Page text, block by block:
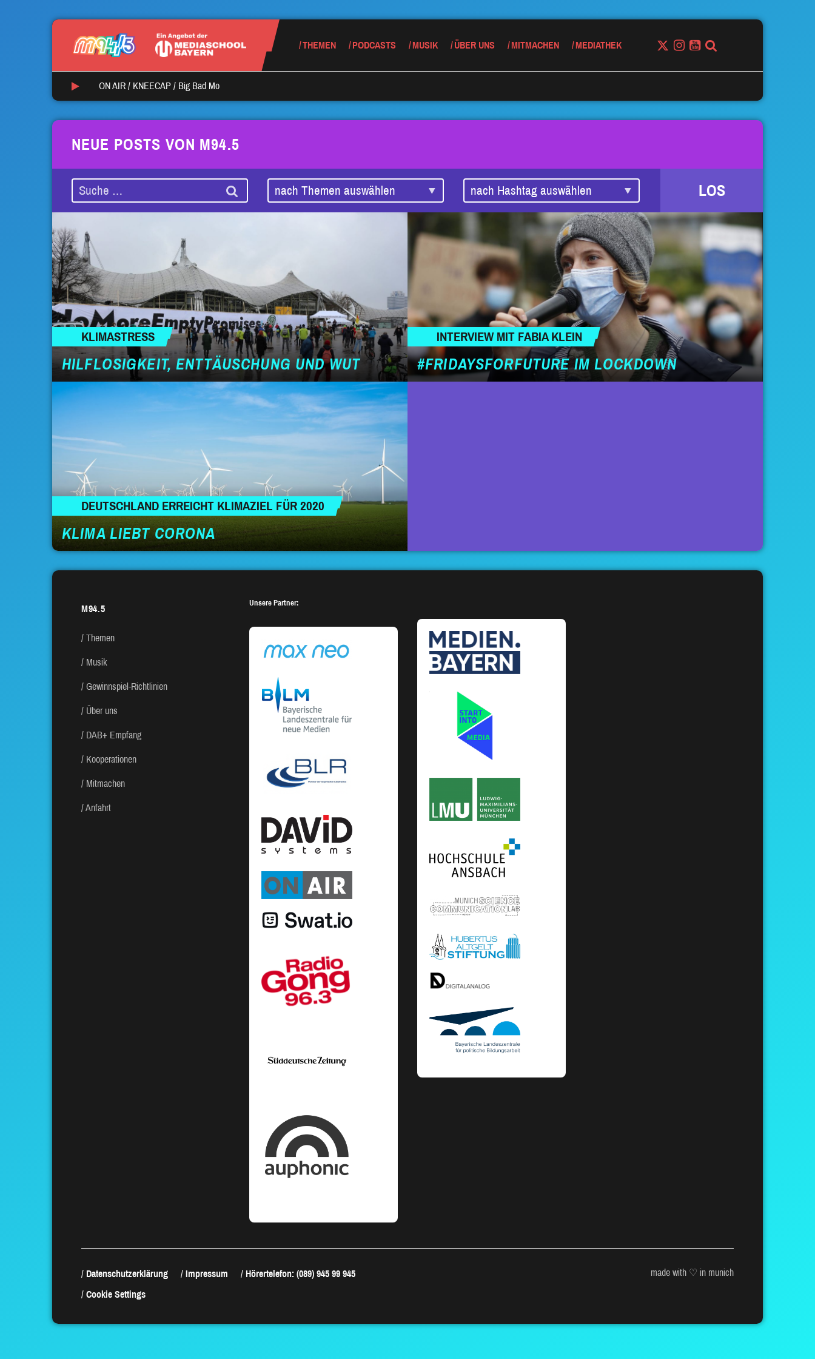
THEMEN PODCASTS MUSIK ÜBER UNS MITMACHEN MEDIATHEK
ON AIR / KNEECAP / Big Bad Mo
NEUE POSTS VON M94.5
LOS
KLIMASTRESS
HILFLOSIGKEIT, ENTTÄUSCHUNG UND WUT
INTERVIEW MIT FABIA KLEIN
#FRIDAYSFORFUTURE IM LOCKDOWN
DEUTSCHLAND ERREICHT KLIMAZIEL FÜR 2020
KLIMA LIEBT CORONA
M94.5
Themen
Musik
Gewinnspiel-Richtlinien
Über uns
DAB+ Empfang
Kooperationen
Mitmachen
Anfahrt
Unsere Partner:
Datenschutzerklärung Impressum
Hörertelefon: (089) 945 99 945
Cookie Settings
made with ♡ in munich